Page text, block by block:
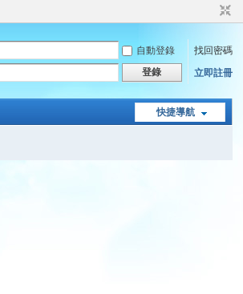
自動登錄
找回密碼
登錄 立即註冊
快捷導航